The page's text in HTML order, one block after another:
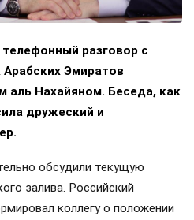
разговор с
Эмиратов
Нахайяном. Беседа, как
дружеский и
обсудили текущую
залива. Российский
коллегу о положении